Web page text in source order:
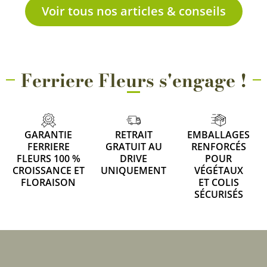
Voir tous nos articles & conseils
Ferriere Fleurs s'engage !
GARANTIE
FERRIERE
FLEURS 100 %
CROISSANCE ET
FLORAISON
RETRAIT
GRATUIT AU
DRIVE
UNIQUEMENT
EMBALLAGES
RENFORCÉS
POUR
VÉGÉTAUX
ET COLIS
SÉCURISÉS